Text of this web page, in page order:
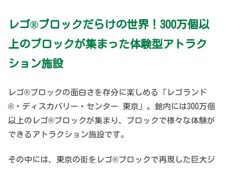
レゴ®ブロックだらけの世界！300万個以
上のブロックが集まった体験型アトラク
ション施設
レゴ®ブロックの面白さを存分に楽しめる「レゴランド
®・ディスカバリー・センター 東京」。館内には300万個
以上のレゴ®ブロックが集まり、ブロックで様々な体験が
できるアトラクション施設です。
その中には、東京の街をレゴ®ブロックで再現した巨大ジ